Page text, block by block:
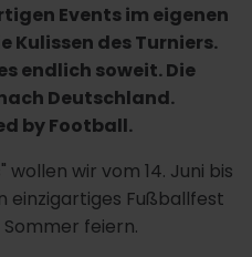
Events im eigenen
Kulissen des Turniers.
endlich soweit. Die
Deutschland.
by Football.
wir vom 14. Juni bis
einzigartiges Fußballfest
feiern.